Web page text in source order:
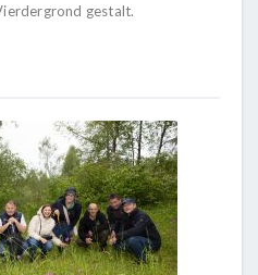
gestalt.